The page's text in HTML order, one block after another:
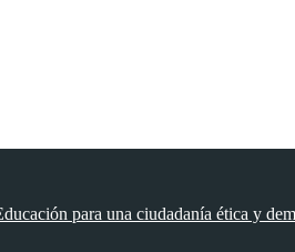
para una ciudadanía ética y